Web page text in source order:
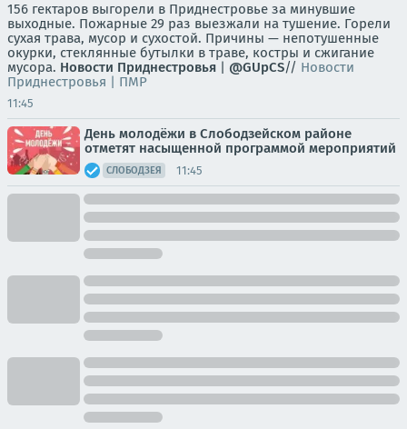
156 гектаров выгорели в Приднестровье за минувшие
выходные. Пожарные 29 раз выезжали на тушение. Горели
сухая трава, мусор и сухостой. Причины — непотушенные
окурки, стеклянные бутылки в траве, костры и сжигание
мусора. Новости Приднестровья | @GUpCS// Новости
Приднестровья | ПМР
11:45
День молодёжи в Слободзейском районе
отметят насыщенной программой мероприятий
СЛОБОДЗЕЯ 11:45